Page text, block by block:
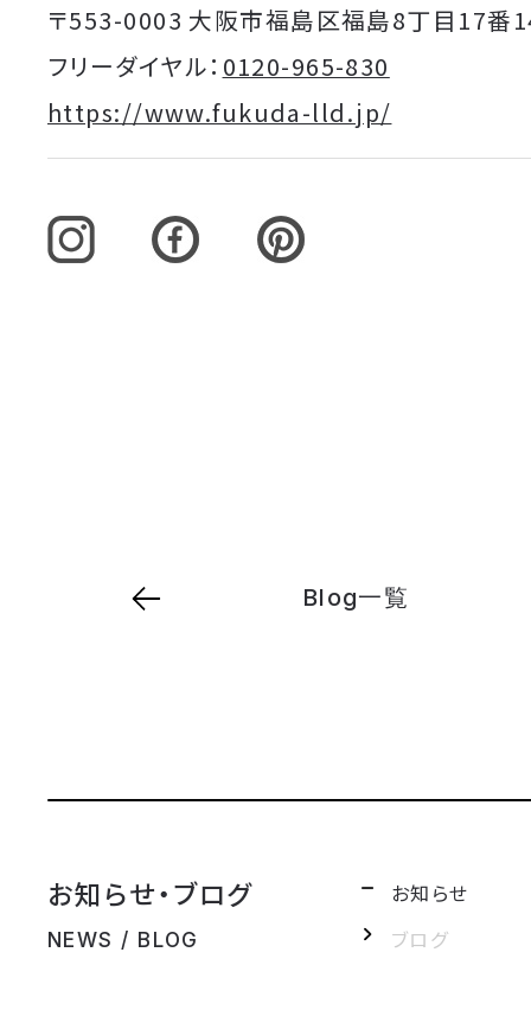
〒553-0003 大阪市福島区福島8丁目17番
フリーダイヤル： 0120-965-830
https://www.fukuda-lld.jp/
Blog一覧
お知らせ・ブログ
NEWS / BLOG
お知らせ
ブログ